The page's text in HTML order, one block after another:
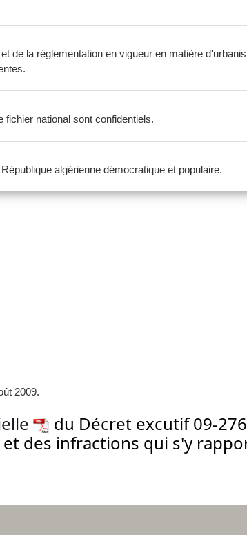
de la réglementation en vigueur en matière
national sont confidentiels.
algérienne démocratique et populaire.
2009.
du Décret excutif 09-
des infractions qui s'y